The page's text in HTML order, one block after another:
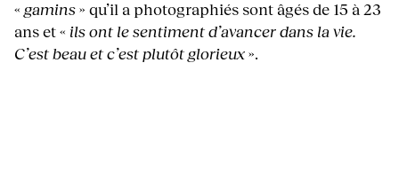
« gamins» qu’il a photographiés sont âgés de 15 à 23
ans et « ilsont le sentiment d’avancer dans la vie.
C’est beau et c’est plutôt glorieux».